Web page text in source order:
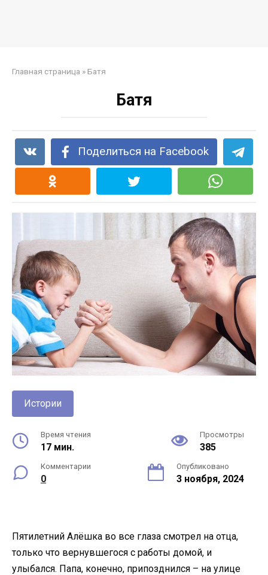
Главная страница »Батя
Батя
Поделиться на Facebook
Истории
Время чтения
17 мин.
Просмотры
385
Комментарии
0
Опубликовано
3 ноября, 2024
Пятилетний Алёшка во все глаза смотрел на отца,
только что вернувшегося с работы домой, и
улыбался. Папа, конечно, припозднился – на улице